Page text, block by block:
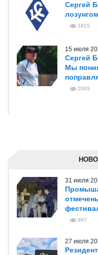
Сергей
1815
15 июля
Сергей
Мы
2003
31 июля
967
27 июля